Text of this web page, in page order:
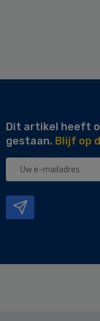
Dit artikel heeft
gestaan. Blijf op
Uw